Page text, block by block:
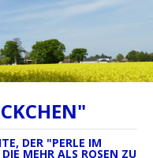
DER "PERLE IM
MEHR ALS ROSEN ZU